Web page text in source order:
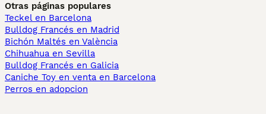
Otras páginas populares
Teckel en Barcelona
Bulldog Francés en Madrid
Bichón Maltés en València
Chihuahua en Sevilla
Bulldog Francés en Galicia
Caniche Toy en venta en Barcelona
Perros en adopcion